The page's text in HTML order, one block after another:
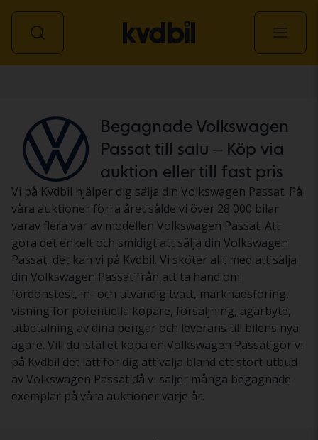
Begagnade Volkswagen
Passat till salu – Köp via
auktion eller till fast pris
Vi på Kvdbil hjälper dig sälja din Volkswagen Passat. På
våra auktioner förra året sålde vi över 28 000 bilar
varav flera var av modellen Volkswagen Passat. Att
göra det enkelt och smidigt att sälja din Volkswagen
Passat, det kan vi på Kvdbil. Vi sköter allt med att sälja
din Volkswagen Passat från att ta hand om
fordonstest, in- och utvändig tvätt, marknadsföring,
visning för potentiella köpare, försäljning, ägarbyte,
utbetalning av dina pengar och leverans till bilens nya
ägare. Vill du istället köpa en Volkswagen Passat gör vi
på Kvdbil det lätt för dig att välja bland ett stort utbud
av Volkswagen Passat då vi säljer många begagnade
exemplar på våra auktioner varje år.